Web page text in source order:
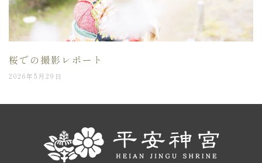
桜での撮影レポート
2026年5月29日